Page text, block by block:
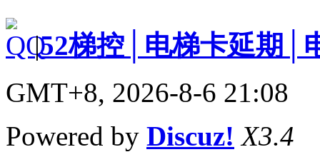
|52梯控│电梯卡延期│
GMT+8, 2026-8-6 21:08
Powered by Discuz! X3.4